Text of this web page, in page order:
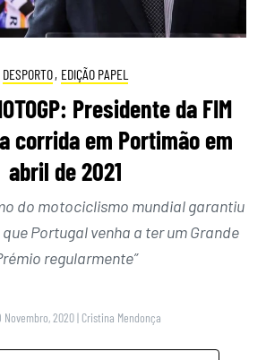
DESPORTO, EDIÇÃO PAPEL
Presidente da FIM
corrida em Portimão em
abril de 2021
do motociclismo mundial garantiu
Portugal venha a ter um Grande
regularmente”
Novembro, 2020| Cristina Mendonça